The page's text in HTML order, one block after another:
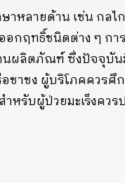
หลายด้าน เช่น กล
อกฤทธิ์ชนิดต่าง ๆ ก
ผลิตภัณฑ์ ซึ่งปัจจุบั
ชาชง ผู้บริโภคควรศึ
รับผู้ป่วยมะเร็งคว